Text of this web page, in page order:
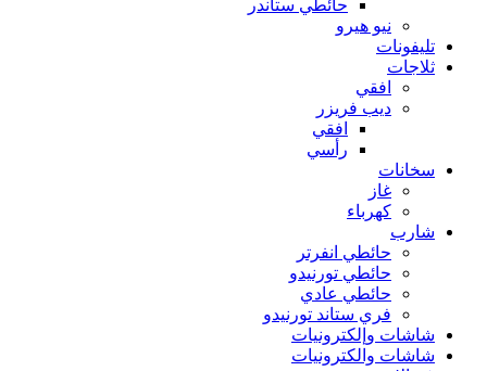
حائطي ستاندر
نيو هيرو
تليفونات
ثلاجات
افقي
ديب فريزر
افقي
رأسي
سخانات
غاز
كهرباء
شارب
حائطي انفرتر
حائطي تورنيدو
حائطي عادي
فري ستاند تورنيدو
شاشات وإلكترونيات
شاشات والكترونيات